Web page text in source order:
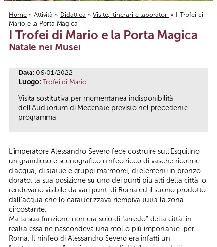
Tu sei qui
Home » Attività » Didattica » Visite, itinerari e laboratori » I Trofei di
Mario e la Porta Magica
I Trofei di Mario e la Porta Magica
Natale nei Musei
Data: 06/01/2022
Luogo: Trofei di Mario
Visita sostitutiva per momentanea indisponibilità
dell’Auditorium di Mecenate previsto nel precedente
programma
L’imperatore Alessandro Severo fece costruire sull’Esquilino
un grandioso e scenografico ninfeo ricco di vasche ricolme
d’acqua, di statue e gruppi marmorei, di elementi in bronzo
dorato: la sua posizione su uno dei punti più alti della città lo
rendevano visibile da vari punti di Roma ed il suono prodotto
dall’acqua che lo caratterizzava riempiva tutta la zona
circostante.
Ma la sua funzione non era solo di “arredo” della città: in
realtà essa ne nascondeva una molto più importante per
Roma. Il ninfeo di Alessandro Severo era infatti un